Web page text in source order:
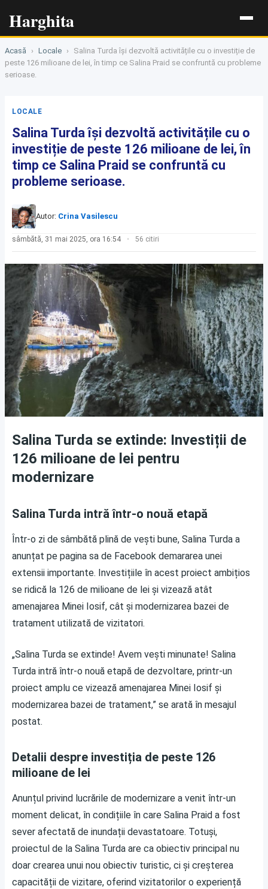
Harghita
Acasă › Locale ›
Salina Turda își dezvoltă activitățile cu o investiție de
peste 126 milioane de lei, în timp ce Salina Praid se confruntă cu probleme
serioase.
LOCALE
Salina Turda își dezvoltă activitățile cu o
investiție de peste 126 milioane de lei, în
timp ce Salina Praid se confruntă cu
probleme serioase.
Autor: Crina Vasilescu
sâmbătă, 31 mai 2025, ora 16:54 56 citiri
Salina Turda se extinde: Investiții de
126 milioane de lei pentru
modernizare
Salina Turda intră într-o nouă etapă
Într-o zi de sâmbătă plină de vești bune, Salina Turda a
anunțat pe pagina sa de Facebook demararea unei
extensii importante. Investițiile în acest proiect ambițios
se ridică la 126 de milioane de lei și vizează atât
amenajarea Minei Iosif, cât și modernizarea bazei de
tratament utilizată de vizitatori.
„Salina Turda se extinde! Avem vești minunate! Salina
Turda intră într-o nouă etapă de dezvoltare, printr-un
proiect amplu ce vizează amenajarea Minei Iosif și
modernizarea bazei de tratament,” se arată în mesajul
postat.
Detalii despre investiția de peste 126
milioane de lei
Anunțul privind lucrările de modernizare a venit într-un
moment delicat, în condițiile în care Salina Praid a fost
sever afectată de inundații devastatoare. Totuși,
proiectul de la Salina Turda are ca obiectiv principal nu
doar crearea unui nou obiectiv turistic, ci și creșterea
capacității de vizitare, oferind vizitatorilor o experiență